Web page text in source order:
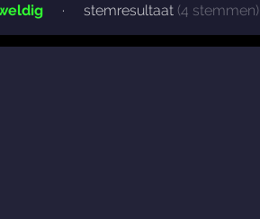
· stemresultaat (4 stemmen)